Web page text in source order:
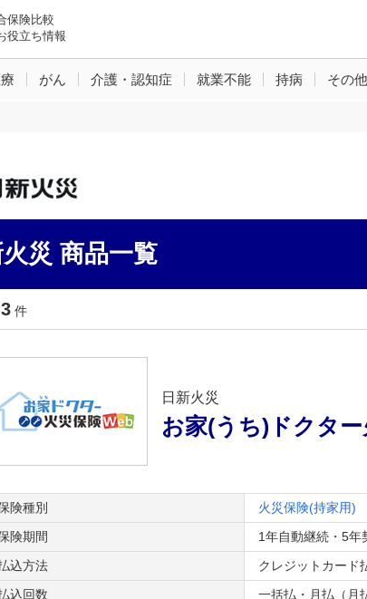
保険比較
役立ち情報
がん 介護・認知症 就業不能 持病 その
火災 商品一覧
3 件
日新火災
お家(うち)ドクタ
険種別
火災保険(持家用)
険期間
1年自動継続・5年
込方法
クレジットカード
込回数
一括払・月払（月